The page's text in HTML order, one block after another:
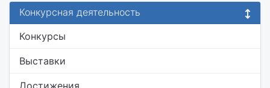
Конкурсная деятельность
Конкурсы
Выставки
Достижения